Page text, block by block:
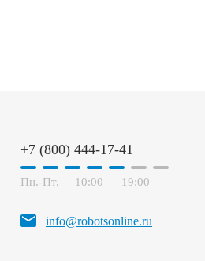
+7 (800) 444-17-41
Пн.-Пт. 10:00 — 19:00
info@robotsonline.ru